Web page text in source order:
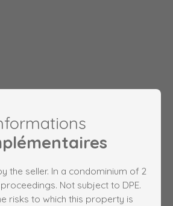
the seller. In a condominium of 2
Not subject to DPE.
risks to which this property is